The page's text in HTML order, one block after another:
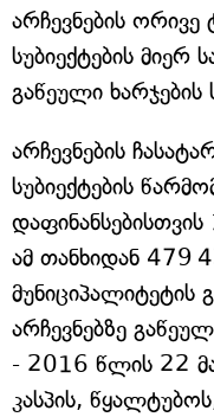
არჩევნების
სუბიექტების მიერ
გაწეული ხარჯების
არჩევნების
სუბიექტების
ამ თანხიდან 479
მუნიციპალიტეტის
არჩევნებზე
- 2016 წლის 22
კასპის,